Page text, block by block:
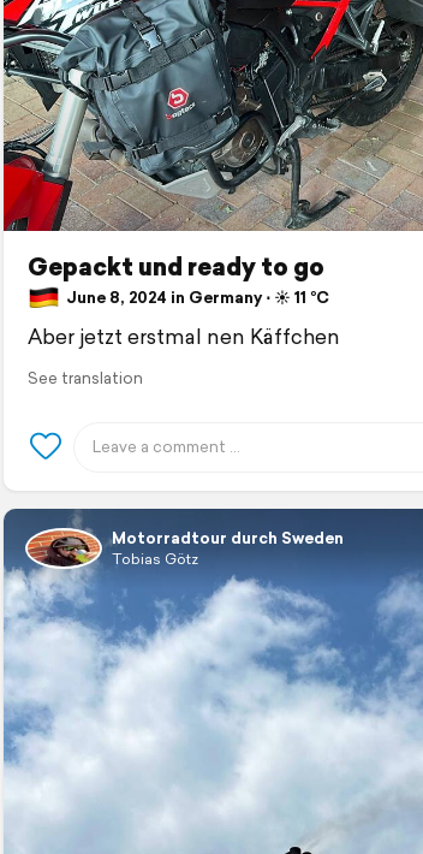
Gepackt und ready to go
June 8, 2024 in Germany ⋅ ☀️ 11 °C
Aber jetzt erstmal nen Käffchen
See translation
Motorradtour durch Sweden
Tobias Götz